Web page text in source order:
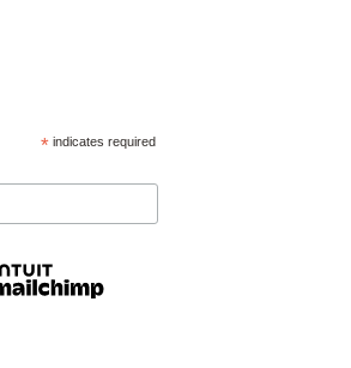
*indicates required